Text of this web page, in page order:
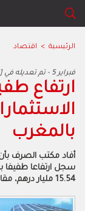
الرئيسية > اقتصاد
2021 فبراير 5 - تم تعديله في [التاريخ]
ارتفاع
بالمغرب
أفاد مكتب الصرف
15.54 مليار درهم، مقابل 15.37 مليار درهم قبل عام.